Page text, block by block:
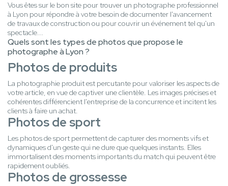
Vous êtes sur le bon site pour trouver un photographe professionnel
à Lyon pour répondre à votre besoin de documenter l'avancement
de travaux de construction ou pour couvrir un événement tel qu'un
spectacle...
Quels sont les types de photos que propose le
photographe à Lyon ?
Photos de produits
La photographie produit est percutante pour valoriser les aspects de
votre article, en vue de captiver une clientèle. Les images précises et
cohérentes différencient l'entreprise de la concurrence et incitent les
clients à faire un achat.
Photos de sport
Les photos de sport permettent de capturer des moments vifs et
dynamiques d'un geste qui ne dure que quelques instants. Elles
immortalisent des moments importants du match qui peuvent être
rapidement oubliés.
Photos de grossesse